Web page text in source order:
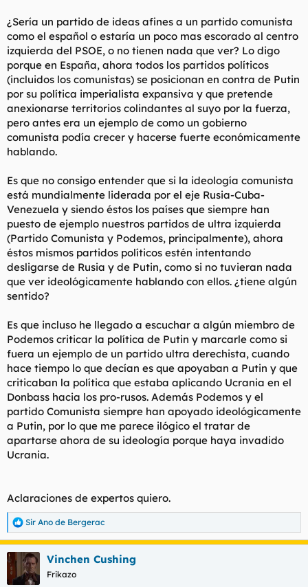
¿Sería un partido de ideas afines a un partido comunista
como el español o estaría un poco mas escorado al centro
izquierda del PSOE, o no tienen nada que ver? Lo digo
porque en España, ahora todos los partidos políticos
(incluidos los comunistas) se posicionan en contra de Putin
por su política imperialista expansiva y que pretende
anexionarse territorios colindantes al suyo por la fuerza,
pero antes era un ejemplo de como un gobierno
comunista podía crecer y hacerse fuerte económicamente
hablando.
Es que no consigo entender que si la ideología comunista
está mundialmente liderada por el eje Rusia-Cuba-
Venezuela y siendo éstos los países que siempre han
puesto de ejemplo nuestros partidos de ultra izquierda
(Partido Comunista y Podemos, principalmente), ahora
éstos mismos partidos políticos estén intentando
desligarse de Rusia y de Putin, como si no tuvieran nada
que ver ideológicamente hablando con ellos. ¿tiene algún
sentido?
Es que incluso he llegado a escuchar a algún miembro de
Podemos criticar la política de Putin y marcarle como si
fuera un ejemplo de un partido ultra derechista, cuando
hace tiempo lo que decían es que apoyaban a Putin y que
criticaban la política que estaba aplicando Ucrania en el
Donbass hacia los pro-rusos. Además Podemos y el
partido Comunista siempre han apoyado ideológicamente
a Putin, por lo que me parece ilógico el tratar de
apartarse ahora de su ideología porque haya invadido
Ucrania.
Aclaraciones de expertos quiero.
R
e
a
c
c
i
Sir Ano de Bergerac
Vinchen Cushing
Frikazo